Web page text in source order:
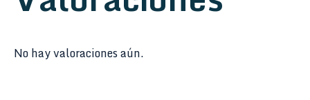
No hay valoraciones aún.